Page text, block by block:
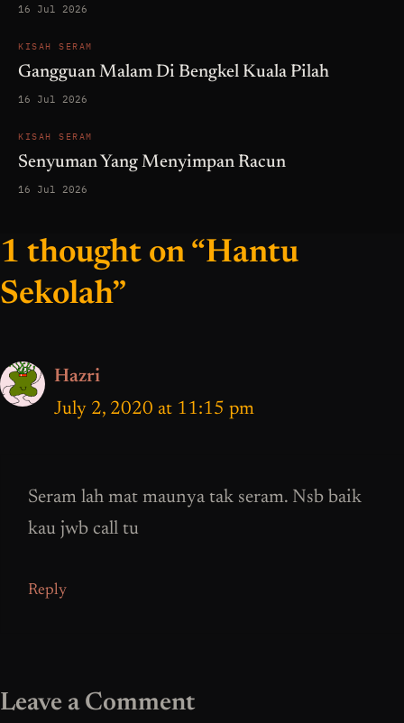
16 Jul 2026
KISAH SERAM
Gangguan Malam Di Bengkel Kuala Pilah
16 Jul 2026
KISAH SERAM
Senyuman Yang Menyimpan Racun
16 Jul 2026
1 thought on “Hantu
Sekolah”
Hazri
July 2, 2020 at 11:15 pm
Seram lah mat maunya tak seram. Nsb baik
kau jwb call tu
Reply
Leave a Comment